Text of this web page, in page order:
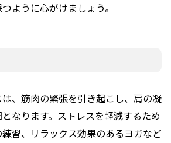
ように心がけましょう。
、筋肉の緊張を引き起こし、肩の凝
なります。ストレスを軽減するため
習、リラックス効果のあるヨガなど